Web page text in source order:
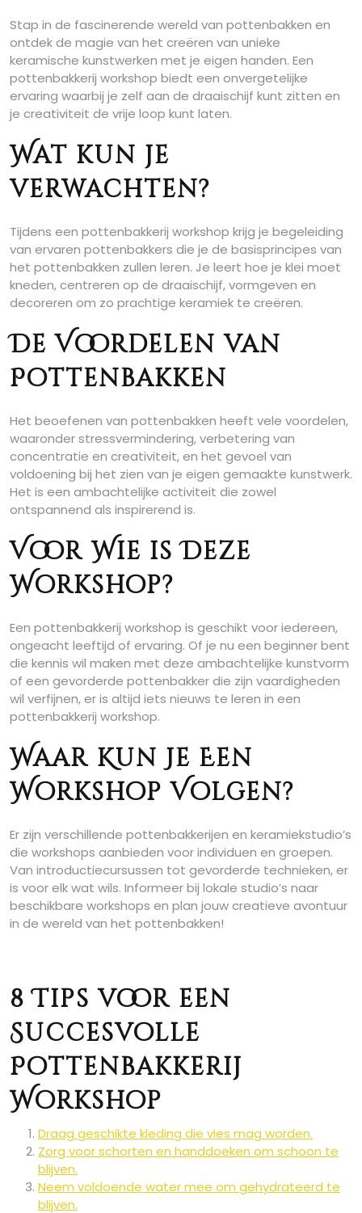
Stap in de fascinerende wereld van pottenbakken en
ontdek de magie van het creëren van unieke
keramische kunstwerken met je eigen handen. Een
pottenbakkerij workshop biedt een onvergetelijke
ervaring waarbij je zelf aan de draaischijf kunt zitten en
je creativiteit de vrije loop kunt laten.
Wat kun je
verwachten?
Tijdens een pottenbakkerij workshop krijg je begeleiding
van ervaren pottenbakkers die je de basisprincipes van
het pottenbakken zullen leren. Je leert hoe je klei moet
kneden, centreren op de draaischijf, vormgeven en
decoreren om zo prachtige keramiek te creëren.
De Voordelen van
Pottenbakken
Het beoefenen van pottenbakken heeft vele voordelen,
waaronder stressvermindering, verbetering van
concentratie en creativiteit, en het gevoel van
voldoening bij het zien van je eigen gemaakte kunstwerk.
Het is een ambachtelijke activiteit die zowel
ontspannend als inspirerend is.
Voor Wie is Deze
Workshop?
Een pottenbakkerij workshop is geschikt voor iedereen,
ongeacht leeftijd of ervaring. Of je nu een beginner bent
die kennis wil maken met deze ambachtelijke kunstvorm
of een gevorderde pottenbakker die zijn vaardigheden
wil verfijnen, er is altijd iets nieuws te leren in een
pottenbakkerij workshop.
Waar Kun Je Een
Workshop Volgen?
Er zijn verschillende pottenbakkerijen en keramiekstudio’s
die workshops aanbieden voor individuen en groepen.
Van introductiecursussen tot gevorderde technieken, er
is voor elk wat wils. Informeer bij lokale studio’s naar
beschikbare workshops en plan jouw creatieve avontuur
in de wereld van het pottenbakken!
8 Tips voor een
Succesvolle
Pottenbakkerij
Workshop
Draag geschikte kleding die vies mag worden.
Zorg voor schorten en handdoeken om schoon te
blijven.
Neem voldoende water mee om gehydrateerd te
blijven.